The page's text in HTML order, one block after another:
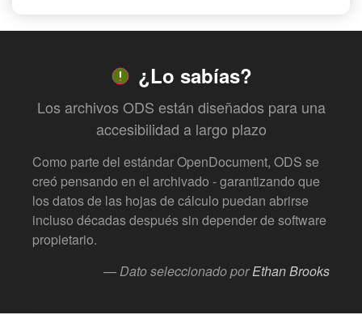
¿Lo sabías?
Los archivos ODS están diseñados para una
accesibilidad a largo plazo
Como parte del estándar OpenDocument, ODS se
creó pensando en el archivado - garantizando que
los datos de las hojas de cálculo puedan abrirse
incluso décadas después sin depender de software
propietario.
— Dato seleccionado porEthan Brooks